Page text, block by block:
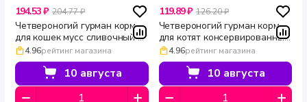
194.53 ₽ 204.77 ₽
Четвероногий гурман корм
для кошек мусс сливочный с
говядиной Голден 100 г
4.96рейтинг магазина
10 августа
119.89 ₽ 126.20 ₽
Четвероногий гурман корм
для котят консервированный
Ягненок 100 г
4.96рейтинг магазина
10 августа